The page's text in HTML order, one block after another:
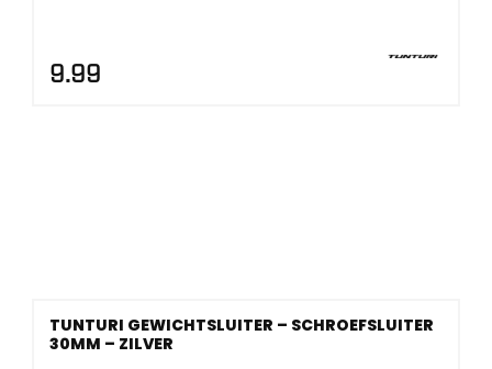
9.99
TUNTURI GEWICHTSLUITER – SCHROEFSLUITER
30MM – ZILVER